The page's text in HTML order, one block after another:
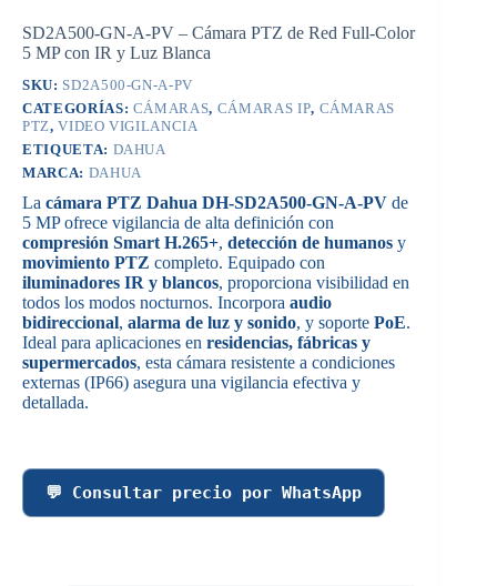
SD2A500-GN-A-PV – Cámara PTZ de Red Full-Color
5 MP con IR y Luz Blanca
SKU: SD2A500-GN-A-PV
CATEGORÍAS: CÁMARAS, CÁMARAS IP, CÁMARAS
PTZ,VIDEO VIGILANCIA
ETIQUETA: DAHUA
MARCA: DAHUA
La cámara PTZ Dahua DH-SD2A500-GN-A-PV de
5 MP ofrece vigilancia de alta definición con
compresión Smart H.265+, detección de humanos y
movimiento PTZ completo. Equipado con
iluminadores IR y blancos, proporciona visibilidad en
todos los modos nocturnos. Incorpora audio
bidireccional, alarma de luz y sonido, y soporte PoE.
Ideal para aplicaciones en residencias, fábricas y
supermercados, esta cámara resistente a condiciones
externas (IP66) asegura una vigilancia efectiva y
detallada.
💬 Consultar precio por WhatsApp